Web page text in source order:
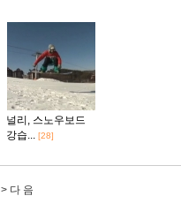
널리, 스노우보드
강습... [28]
> 다 음